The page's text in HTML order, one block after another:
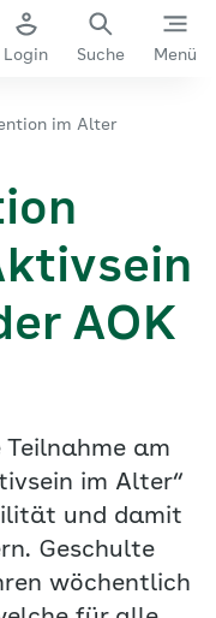
Login Suche Menü
im Alter
AOK
Teilnahme am
im Alter“
und damit
Geschulte
wöchentlich